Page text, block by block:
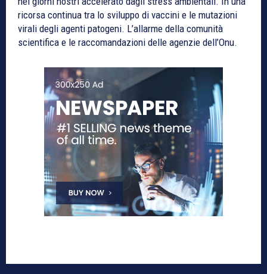
ricorsa continua tra lo sviluppo di vaccini e le mutazioni
virali degli agenti patogeni. L’allarme della comunità
scientifica e le raccomandazioni delle agenzie dell’Onu.